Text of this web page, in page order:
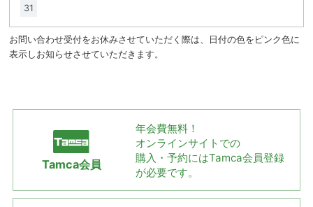
31
お問い合わせ受付をお休みさせていただく際は、日付の色をピンク色に
表示しお知らせさせていただきます。
Tamca会員
年会費無料！
オンラインサイトでの
購入・予約にはTamca会員登録
が必要です。